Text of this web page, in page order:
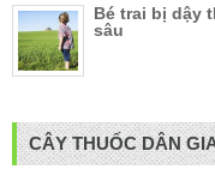
Bé trai bị dậy
sâu
CÂY THUỐC DÂN